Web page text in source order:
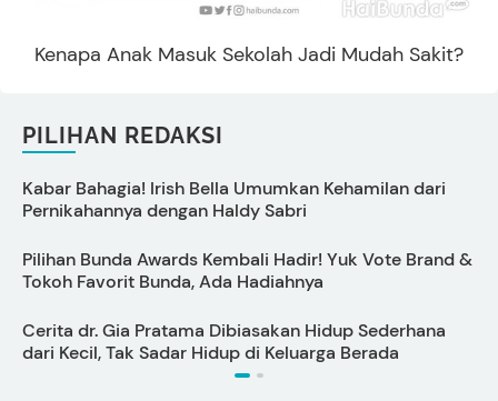
Kenapa Anak Masuk Sekolah Jadi Mudah Sakit?
PILIHAN REDAKSI
Kabar Bahagia! Irish Bella Umumkan Kehamilan dari
Pernikahannya dengan Haldy Sabri
Pilihan Bunda Awards Kembali Hadir! Yuk Vote Brand &
Tokoh Favorit Bunda, Ada Hadiahnya
Cerita dr. Gia Pratama Dibiasakan Hidup Sederhana
dari Kecil, Tak Sadar Hidup di Keluarga Berada